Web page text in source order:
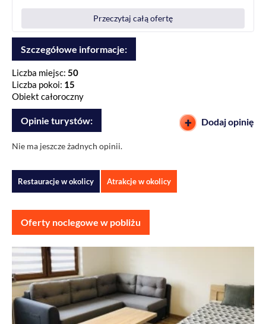
Przeczytaj całą ofertę
Szczegółowe informacje:
Liczba miejsc: 50
Liczba pokoi: 15
Obiekt całoroczny
Opinie turystów: Dodaj opinię
Nie ma jeszcze żadnych opinii.
Restauracje w okolicy Atrakcje w okolicy
Oferty noclegowe w pobliżu